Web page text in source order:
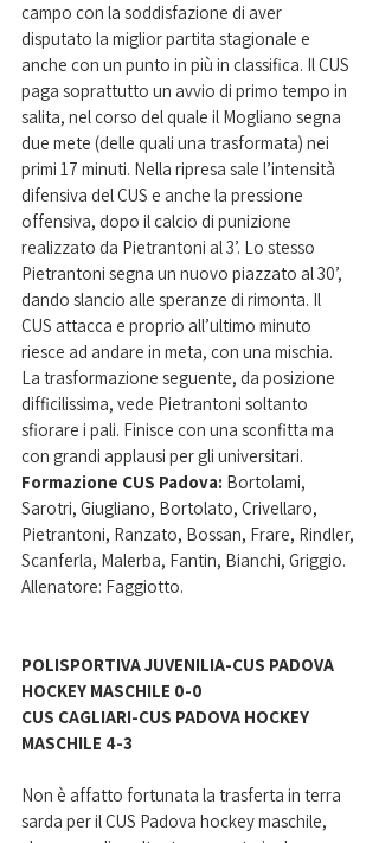
campo con la soddisfazione di aver
disputato la miglior partita stagionale e
anche con un punto in più in classifica. Il CUS
paga soprattutto un avvio di primo tempo in
salita, nel corso del quale il Mogliano segna
due mete (delle quali una trasformata) nei
primi 17 minuti. Nella ripresa sale l’intensità
difensiva del CUS e anche la pressione
offensiva, dopo il calcio di punizione
realizzato da Pietrantoni al 3’. Lo stesso
Pietrantoni segna un nuovo piazzato al 30’,
dando slancio alle speranze di rimonta. Il
CUS attacca e proprio all’ultimo minuto
riesce ad andare in meta, con una mischia.
La trasformazione seguente, da posizione
difficilissima, vede Pietrantoni soltanto
sfiorare i pali. Finisce con una sconfitta ma
con grandi applausi per gli universitari.
Formazione CUS Padova: Bortolami,
Sarotri, Giugliano, Bortolato, Crivellaro,
Pietrantoni, Ranzato, Bossan, Frare, Rindler,
Scanferla, Malerba, Fantin, Bianchi, Griggio.
Allenatore: Faggiotto.
POLISPORTIVA JUVENILIA-CUS PADOVA
HOCKEY MASCHILE 0-0
CUS CAGLIARI-CUS PADOVA HOCKEY
MASCHILE 4-3
Non è affatto fortunata la trasferta in terra
sarda per il CUS Padova hockey maschile,